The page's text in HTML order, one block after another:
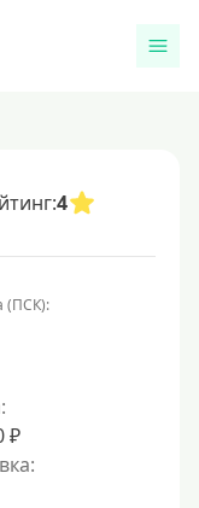
4
(ПСК):
₽